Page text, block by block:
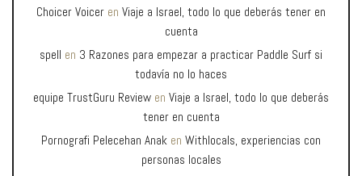
Choicer Voicer en Viaje a Israel, todo lo que deberás tener en
cuenta
spell en 3 Razones para empezar a practicar Paddle Surf si
todavía no lo haces
equipe TrustGuru Review en Viaje a Israel, todo lo que deberás
tener en cuenta
Pornografi Pelecehan Anak en Withlocals, experiencias con
personas locales